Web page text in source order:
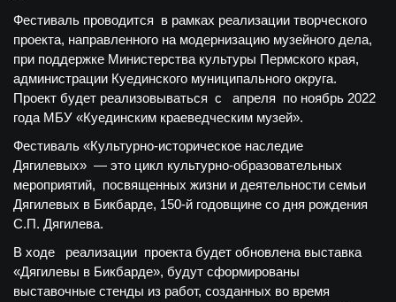
Фестиваль проводится в рамках реализации творческого
проекта, направленного на модернизацию музейного дела,
при поддержке Министерства культуры Пермского края,
администрации Куединского муниципального округа.
Проект будет реализовываться с апреля по ноябрь 2022
года МБУ «Куединским краеведческим музей».
Фестиваль «Культурно-историческое наследие
Дягилевых» — это цикл культурно-образовательных
мероприятий, посвященных жизни и деятельности семьи
Дягилевых в Бикбарде, 150-й годовщине со дня рождения
С.П. Дягилева.
В ходе реализации проекта будет обновлена выставка
«Дягилевы в Бикбарде», будут сформированы
выставочные стенды из работ, созданных во время